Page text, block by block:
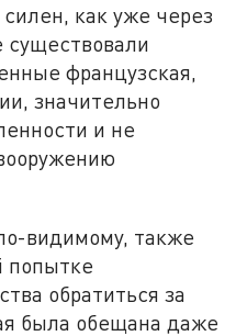
как уже через
существовали
французская,
значительно
и не
видимому, также
попытке
обратиться за
была обещана даже